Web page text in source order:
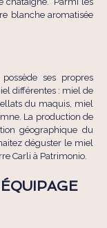
blanche aromatisée
ses propres
différentes : miel de
du maquis, miel
La production de
géographique du
déguster le miel
Carli à Patrimonio.